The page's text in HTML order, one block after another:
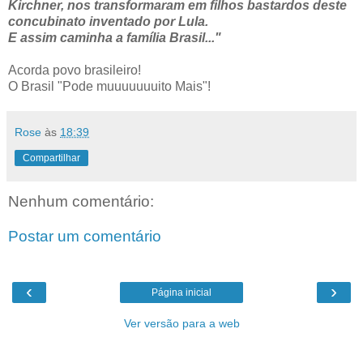
Kirchner, nos transformaram em filhos bastardos deste
concubinato inventado por Lula.
E assim caminha a família Brasil..."
Acorda povo brasileiro!
O Brasil "Pode muuuuuuuito Mais"!
Rose às 18:39
Compartilhar
Nenhum comentário:
Postar um comentário
‹ ›
Página inicial
Ver versão para a web